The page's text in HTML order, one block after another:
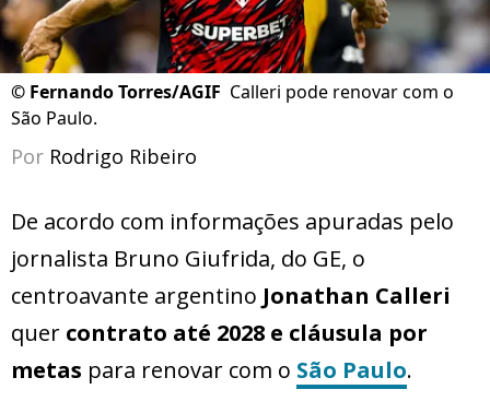
© Fernando Torres/AGIF Calleri pode renovar com o
São Paulo.
Por Rodrigo Ribeiro
De acordo com informações apuradas pelo
jornalista Bruno Giufrida, do GE, o
centroavante argentino Jonathan Calleri
quer contrato até 2028 e cláusula por
metas para renovar com o São Paulo.